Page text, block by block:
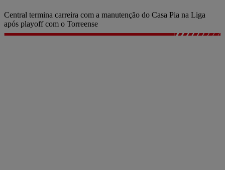
Central termina carreira com a manutenção do Casa Pia na Liga
após playoff com o Torreense